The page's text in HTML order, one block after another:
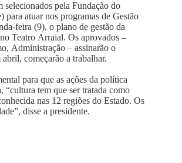
pela Fundação do
atuar nos programas de Gestão
feira (9), o plano de gestão da
Teatro Arraial. Os aprovados –
Administração – assinarão o
começarão a trabalhar.
para que as ações da política
“cultura tem que ser tratada como
nas 12 regiões do Estado. Os
disse a presidente.